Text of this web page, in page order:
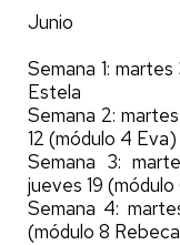
Junio
Semana 1:
Estela
Semana 2:
12 (módulo 4 Eva)
Semana 3:
jueves 19 (módulo
Semana 4:
(módulo 8